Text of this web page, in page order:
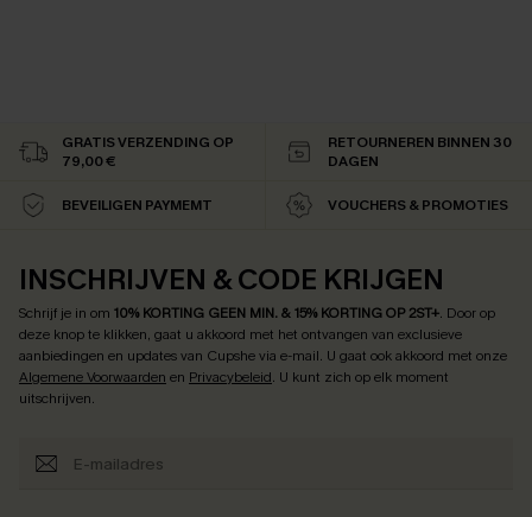
GRATIS VERZENDING OP
79,00 €
RETOURNEREN BINNEN 30
DAGEN
BEVEILIGEN PAYMEMT VOUCHERS & PROMOTIES
INSCHRIJVEN & CODE KRIJGEN
Schrijf je in om 10% KORTING GEEN MIN. & 15% KORTING OP 2ST+. Door op
deze knop te klikken, gaat u akkoord met het ontvangen van exclusieve
aanbiedingen en updates van Cupshe via e-mail. U gaat ook akkoord met onze
Algemene Voorwaarden en Privacybeleid. U kunt zich op elk moment
uitschrijven.